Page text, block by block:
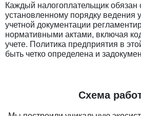
Каждый налогоплательщик обязан
установленному порядку ведения
учетной документации
нормативными актами, включая
учете. Политика предприятия в
быть четко определена и
Схема